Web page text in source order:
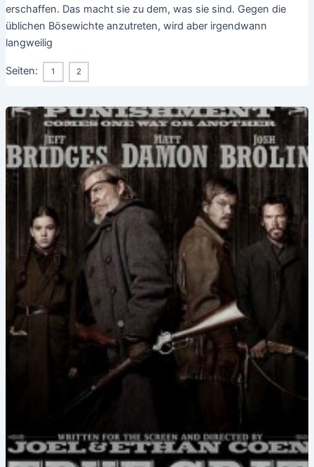
erschaffen. Das macht sie zu dem, was sie sind. Gegen die
üblichen Bösewichte anzutreten, wird aber irgendwann
langweilig
Seiten: 1 2